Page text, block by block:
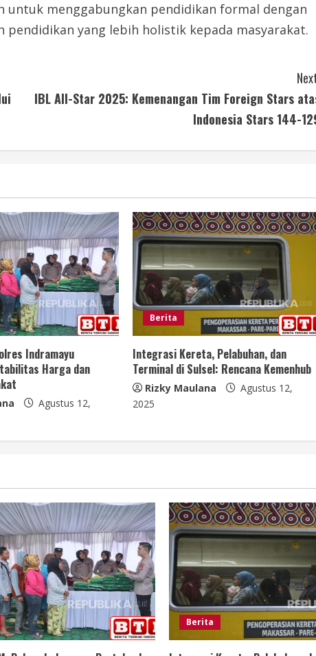
untuk menggabungkan pendidikan formal dengan
yang lebih holistik kepada masyarakat.
IBL All-Star 2025: Kemenangan Tim Foreign Stars
Indonesia Stars 144-
Indramayu
Harga dan
Agustus 12,
Berita
Integrasi Kereta, Pelabuhan, dan
Terminal di Sulsel: Rencana Kemenhub
Rizky Maulana
Agustus 12,
2025
Berita